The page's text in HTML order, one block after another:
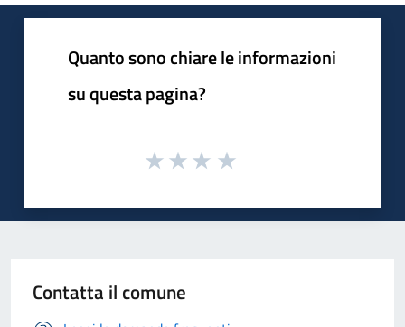
Quanto sono chiare le informazioni
su questa pagina?
Contatta il comune